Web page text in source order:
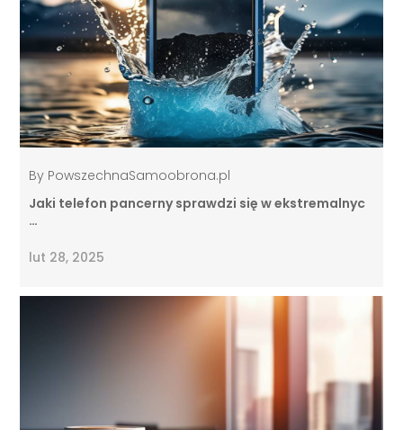
By PowszechnaSamoobrona.pl
Jaki telefon pancerny sprawdzi się w ekstremalnyc
…
lut 28, 2025